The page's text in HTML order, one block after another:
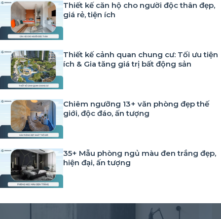
Thiết kế căn hộ cho người độc thân đẹp,
giá rẻ, tiện ích
Thiết kế cảnh quan chung cư: Tối ưu tiện
ích & Gia tăng giá trị bất động sản
Chiêm ngưỡng 13+ văn phòng đẹp thế
giới, độc đáo, ấn tượng
35+ Mẫu phòng ngủ màu đen trắng đẹp,
hiện đại, ấn tượng